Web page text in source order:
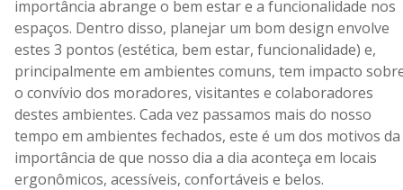
importância abrange o bem estar e a funcionalidade nos
espaços. Dentro disso, planejar um bom design envolve
estes 3 pontos (estética, bem estar, funcionalidade) e,
principalmente em ambientes comuns, tem impacto
o convívio dos moradores, visitantes e colaboradores
destes ambientes. Cada vez passamos mais do nosso
tempo em ambientes fechados, este é um dos motivos da
importância de que nosso dia a dia aconteça em locais
ergonômicos, acessíveis, confortáveis e belos.